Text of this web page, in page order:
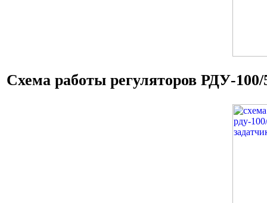
Схема работы регуляторов РДУ-